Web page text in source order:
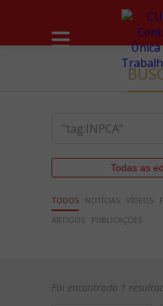
Todas as
TODOS NOTÍCIAS VÍDEOS
ARTIGOS
PUBLICAÇÕES
Foi encontrado 1